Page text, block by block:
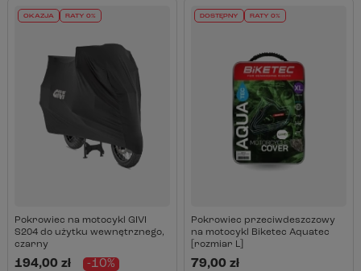
OKAZJA RATY 0%
Pokrowiec na motocykl GIVI
S204 do użytku wewnętrznego,
czarny
194,00 zł -10%
DOSTĘPNY RATY 0%
Pokrowiec przeciwdeszczowy
na motocykl Biketec Aquatec
[rozmiar L]
79,00 zł